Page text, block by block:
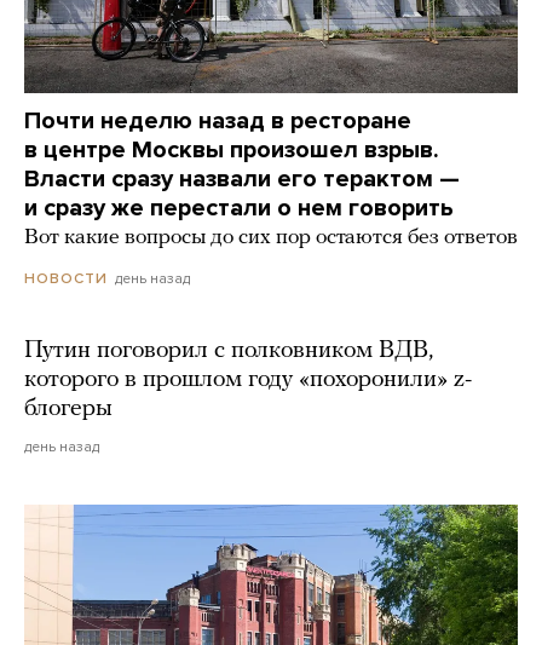
Почти неделю назад в ресторане
в центре Москвы произошел взрыв.
Власти сразу назвали его терактом —
и сразу же перестали о нем говорить
Вот какие вопросы до сих пор остаются без ответов
НОВОСТИ день назад
Путин поговорил с полковником ВДВ,
которого в прошлом году «похоронили» z-
блогеры
день назад